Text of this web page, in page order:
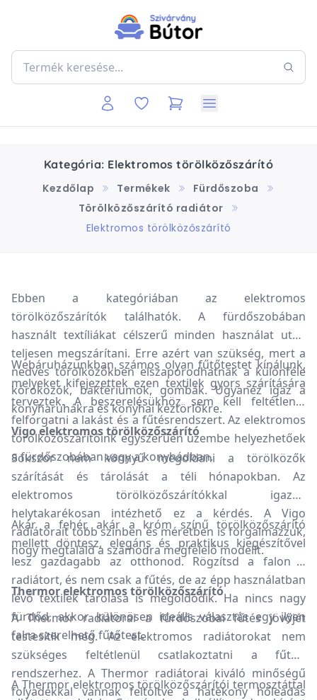
Kategória: Elektromos törölközőszárító
Kezdőlap
Termékek
Fürdőszoba
Törölközőszárító radiátor
Elektromos törölközőszárító
Ebben a kategóriában az elektromos
törölközőszárítók találhatók. A fürdőszobában
használt textíliákat célszerű minden használat után
teljesen megszárítani. Erre azért van szükség, mert a
nedves törölközőkben elszaporodhatnak a különféle
kórokozók, baktériumok, gombák. Ugyanez igaz a
konyharuhákra és konyhai kéztörlőkre.
Webáruházunkban számos olyan fűtőtestet kínálunk,
melyeket kifejezettek ezen textilek gyors szárítására
terveztek. A beszerelésükhöz sem kell feltétlenül
felforgatni a lakást és a fűtésrendszert. Az elektromos
törölközőszárítóink egyszerűen üzembe helyezhetőek
a fürdőszobában vagy a konyhádban.
Vigo elektromos törölközőszárító
Sokszor nem könnyű megoldani a törölközők
szárítását és tárolását a téli hónapokban. Az
elektromos törölközőszárítókkal igazán
helytakarékosan intézhető ez a kérdés. A Vigo
radiátorait több színben és méretben is forgalmazzuk,
hogy megtaláld a számodra megfelelő modellt.
Akár a fehér, akár a króm színű törölközőszárító
mellett döntesz, elegáns és praktikus kiegészítővel
lesz gazdagabb az otthonod. Rögzítsd a falon a
radiátort, és nem csak a fűtés, de az épp használatban
lévő textilek tárolása is megoldódik. Ha nincs nagy
fürdőd, akkor különösen ideális választás egy ilyen
falra szerelhető fűtőtest.
Thermor elektromos törölközőszárító
A Thermor radiátorai a fürdőszobai fűtés jövőjét
testesítik meg. Az elektromos radiátorokat nem
szükséges feltétlenül csatlakoztatni a fűtési
rendszerhez. A Thermor radiátorai kiváló minőségű
folyadékkal vannak feltöltve a hatékony hőleadás
A Thermor elektromos törölközőszárítói termosztáttal